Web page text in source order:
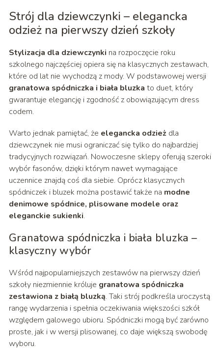
Strój dla dziewczynki – elegancka
odzież na pierwszy dzień szkoły
Stylizacja dla dziewczynki na rozpoczęcie roku
szkolnego najczęściej opiera się na klasycznych zestawach,
które od lat nie wychodzą z mody. W podstawowej wersji
granatowa spódniczka i biała bluzka to duet, który
gwarantuje elegancję i zgodność z obowiązującym dress
codem.
Warto jednak pamiętać, że elegancka odzieżdla
dziewczynek nie musi ograniczać się tylko do najbardziej
tradycyjnych rozwiązań. Nowoczesne sklepy oferują szeroki
wybór fasonów, dzięki którym nawet wymagające
uczennice znajdą coś dla siebie. Oprócz klasycznych
spódniczek i bluzek można postawić także na modne
denimowe spódnice, plisowane modele oraz
eleganckie sukienki.
Granatowa spódniczka i biała bluzka –
klasyczny wybór
Wśród najpopularniejszych zestawów na pierwszy dzień
szkoły niezmiennie króluje granatowa spódniczka
zestawiona z białą bluzką. Taki strój podkreśla uroczystą
rangę wydarzenia i spełnia oczekiwania większości szkół
względem galowego ubioru. Spódniczki mogą być zarówno
proste, jak i w wersji plisowanej, co daje większą swobodę
wyboru.